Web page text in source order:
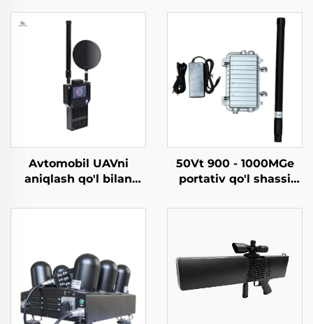
Avtomobil UAVni
aniqlash qo'l bilan
perimetr xavfsizlik
portativ uzun masofali
signallarni aniqlash
asbobi
50Vt 900 - 1000MGe
portativ qo'l shassi
hisoblagich dron